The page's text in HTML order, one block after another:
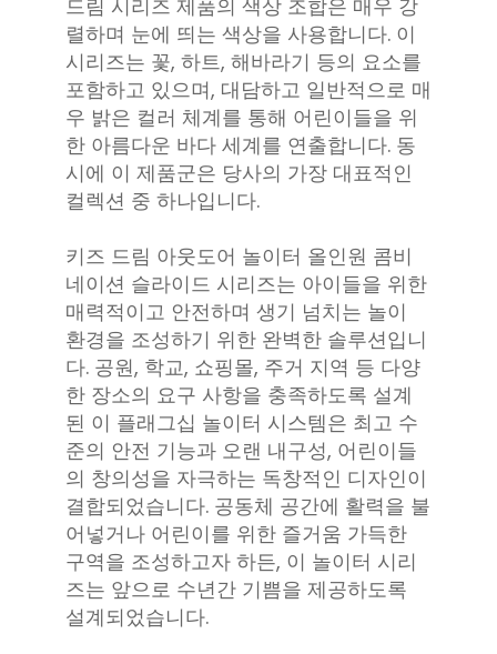
드림 시리즈 제품의 색상 조합은 매우 강
렬하며 눈에 띄는 색상을 사용합니다. 이
시리즈는 꽃, 하트, 해바라기 등의 요소를
포함하고 있으며, 대담하고 일반적으로 매
우 밝은 컬러 체계를 통해 어린이들을 위
한 아름다운 바다 세계를 연출합니다. 동
시에 이 제품군은 당사의 가장 대표적인
컬렉션 중 하나입니다.
키즈 드림 아웃도어 놀이터 올인원 콤비
네이션 슬라이드 시리즈는 아이들을 위한
매력적이고 안전하며 생기 넘치는 놀이
환경을 조성하기 위한 완벽한 솔루션입니
다. 공원, 학교, 쇼핑몰, 주거 지역 등 다양
한 장소의 요구 사항을 충족하도록 설계
된 이 플래그십 놀이터 시스템은 최고 수
준의 안전 기능과 오랜 내구성, 어린이들
의 창의성을 자극하는 독창적인 디자인이
결합되었습니다. 공동체 공간에 활력을 불
어넣거나 어린이를 위한 즐거움 가득한
구역을 조성하고자 하든, 이 놀이터 시리
즈는 앞으로 수년간 기쁨을 제공하도록
설계되었습니다.